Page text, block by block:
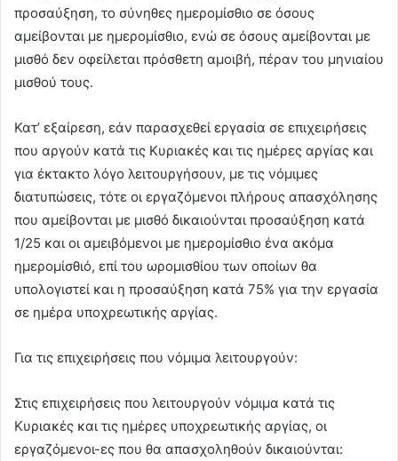
προσαύξηση, το σύνηθες ημερομίσθιο σε όσους
αμείβονται με ημερομίσθιο, ενώ σε όσους αμείβονται με
μισθό δεν οφείλεται πρόσθετη αμοιβή, πέραν του μηνιαίου
μισθού τους.
Κατ’ εξαίρεση, εάν παρασχεθεί εργασία σε επιχειρήσεις
που αργούν κατά τις Κυριακές και τις ημέρες αργίας και
για έκτακτο λόγο λειτουργήσουν, με τις νόμιμες
διατυπώσεις, τότε οι εργαζόμενοι πλήρους απασχόλησης
που αμείβονται με μισθό δικαιούνται προσαύξηση κατά
1/25 και οι αμειβόμενοι με ημερομίσθιο ένα ακόμα
ημερομίσθιό, επί του ωρομισθίου των οποίων θα
υπολογιστεί και η προσαύξηση κατά 75% για την εργασία
σε ημέρα υποχρεωτικής αργίας.
Για τις επιχειρήσεις που νόμιμα λειτουργούν:
Στις επιχειρήσεις που λειτουργούν νόμιμα κατά τις
Κυριακές και τις ημέρες υποχρεωτικής αργίας, οι
εργαζόμενοι-ες που θα απασχοληθούν δικαιούνται: